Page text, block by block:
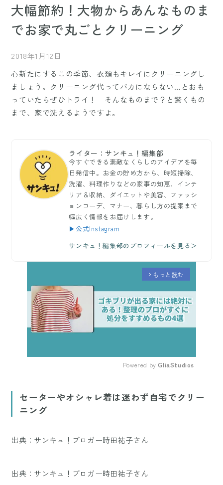
大幅節約！大物からあんなものま
でお家で丸ごとクリーニング
2018年1月12日
心新たにするこの季節、衣類もキレイにクリーニングし
ましょう。クリーニング代ってバカにならない…とおも
っていたらぜひトライ！ そんなものまで？と驚くもの
まで、家で洗えるようですよ。
ライター：サンキュ！編集部
今すぐできる素敵なくらしのアイデアを毎
日発信中。お金の貯め方から、時短掃除、
洗濯、料理作りなどの家事の知恵、インテ
リア＆収納、ダイエットや美容、ファッシ
ョンコーデ、マナー、暮らし方の提案まで
幅広く情報をお届けします。
▶公式Instagram
サンキュ！編集部のプロフィールを見る＞
arrow_forward_ios もっと読む
Powered by GliaStudios
セーターやオシャレ着は迷わず自宅でクリー
ニング
出典：サンキュ！ブロガー時田祐子さん
出典：サンキュ！ブロガー時田祐子さん